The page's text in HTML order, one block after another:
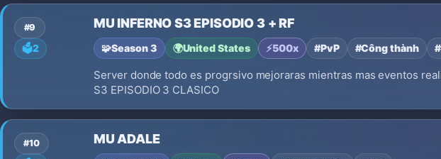
#9
🗳️2
MU INFERNO S3 EPISODIO 3 + RF
🧩Season 3 🌍United States ⚡500x #PvP #Công thành
Server donde todo es progrsivo mejoraras mientras mas eventos
S3 EPISODIO 3 CLASICO
#10 MU ADALE